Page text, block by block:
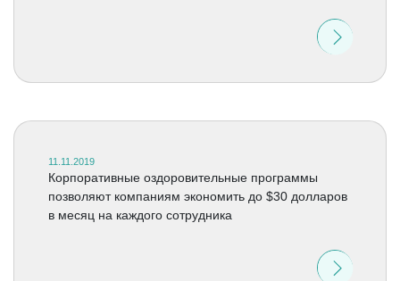
11.11.2019
Корпоративные оздоровительные программы
позволяют компаниям экономить до $30 долларов
в месяц на каждого сотрудника